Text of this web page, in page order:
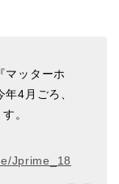
マッターホ
4月ごろ、
。
Jprime_18